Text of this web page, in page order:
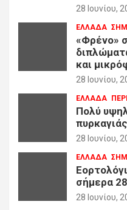
28 Ιουνίου,
ΕΛΛΑΔΑ
«Φρένο»
και
28 Ιουνίου,
ΕΛΛΑΔΑ
Πολύ
28 Ιουνίου,
ΕΛΛΑΔΑ
σήμερα 28
28 Ιουνίου,